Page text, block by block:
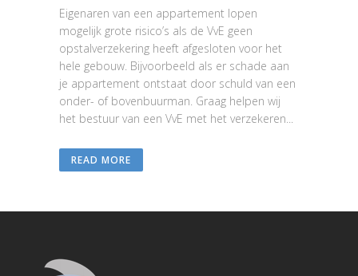
Eigenaren van een appartement lopen
mogelijk grote risico’s als de VvE geen
opstalverzekering heeft afgesloten voor het
hele gebouw. Bijvoorbeeld als er schade aan
je appartement ontstaat door schuld van een
onder- of bovenbuurman. Graag helpen wij
het bestuur van een VvE met het verzekeren...
READ MORE